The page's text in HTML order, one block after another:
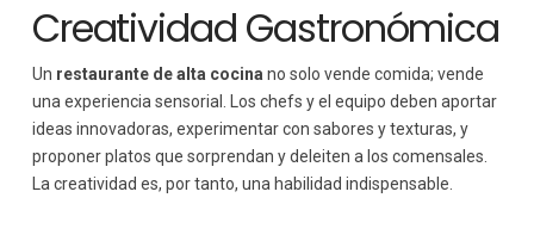
Creatividad Gastronómica
Un restaurante de alta cocina no solo vende comida; vende
una experiencia sensorial. Los chefs y el equipo deben aportar
ideas innovadoras, experimentar con sabores y texturas, y
proponer platos que sorprendan y deleiten a los comensales.
La creatividad es, por tanto, una habilidad indispensable.